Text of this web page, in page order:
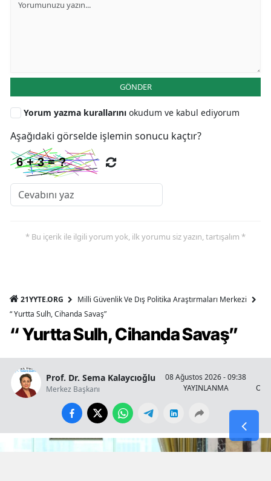
GÖNDER
Yorum yazma kurallarını okudum ve kabul ediyorum
Aşağıdaki görselde işlemin sonucu kaçtır?
* Bu içerik ile ilgili yorum yok, ilk yorumu siz yazın, tartışalım *
21YYTE.ORG
Milli Güvenlik Ve Dış Politika Araştırmaları Merkezi
“ Yurtta Sulh, Cihanda Savaş”
“ Yurtta Sulh, Cihanda Savaş”
Prof. Dr. Sema Kalaycıoğlu
Merkez Başkanı
08 Ağustos 2026 - 09:38
YAYINLANMA